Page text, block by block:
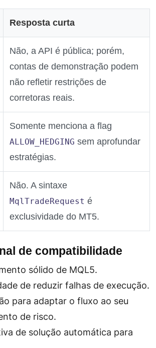
Resposta curta
Não, a API é pública; porém,
contas de demonstração podem
não refletir restrições de
corretoras reais.
Somente menciona a flag
ALLOW_HEDGING sem aprofundar
estratégias.
Não. A sintaxe
MqlTradeRequest é
exclusividade do MT5.
de compatibilidade
sólido de MQL5.
de reduzir falhas de execução.
para adaptar o fluxo ao seu
de risco.
de solução automática para